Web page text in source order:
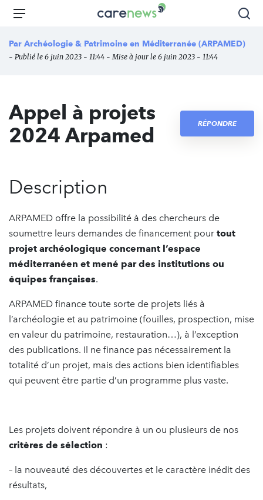
Aller
principal
Carenews,
média
des
Menu
Par Archéologie & Patrimoine en Méditerranée (ARPAMED)
- Publié le 6 juin 2023 - 11:44 - Mise à jour le 6 juin 2023 - 11:44
Appel à projets
2024 Arpamed
RÉPONDRE
Description
ARPAMED offre la possibilité à des chercheurs de
soumettre leurs demandes de financement pour tout
projet archéologique concernant l’espace
méditerranéen et mené par des institutions ou
équipes françaises.
ARPAMED finance toute sorte de projets liés à
l’archéologie et au patrimoine (fouilles, prospection, mise
en valeur du patrimoine, restauration…), à l’exception
des publications. Il ne finance pas nécessairement la
totalité d’un projet, mais des actions bien identifiables
qui peuvent être partie d’un programme plus vaste.
Les projets doivent répondre à un ou plusieurs de nos
critères de sélection :
– la nouveauté des découvertes et le caractère inédit des
résultats,